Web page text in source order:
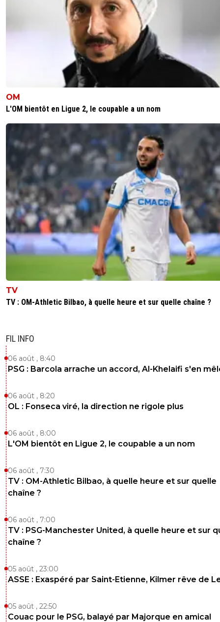
OM
L'OM bientôt en Ligue 2, le coupable a un nom
TV
TV : OM-Athletic Bilbao, à quelle heure et sur quelle chaîne ?
FIL INFO
06 août , 8:40
PSG : Barcola arrache un accord, Al-Khelaifi s'en
06 août , 8:20
OL : Fonseca viré, la direction ne rigole plus
06 août , 8:00
L'OM bientôt en Ligue 2, le coupable a un nom
06 août , 7:30
TV : OM-Athletic Bilbao, à quelle heure et sur quelle
chaîne ?
06 août , 7:00
TV : PSG-Manchester United, à quelle heure et sur
chaîne ?
05 août , 23:00
ASSE : Exaspéré par Saint-Etienne, Kilmer rêve de
05 août , 22:50
Couac pour le PSG, balayé par Majorque en amical